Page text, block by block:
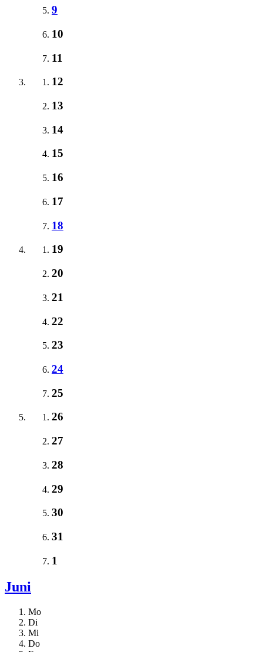
9
10
11
12
13
14
15
16
17
18
19
20
21
22
23
24
25
26
27
28
29
30
31
1
Juni
Mo
Di
Mi
Do